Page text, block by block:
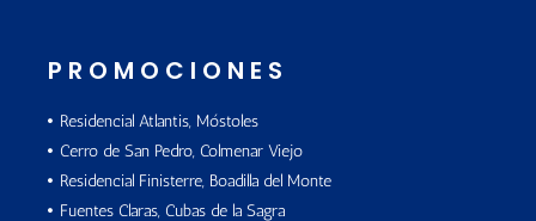
PROMOCIONES
Residencial Atlantis, Móstoles
Cerro de San Pedro, Colmenar Viejo
Residencial Finisterre, Boadilla del Monte
Fuentes Claras, Cubas de la Sagra